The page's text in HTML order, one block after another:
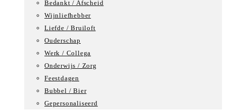
Bedankt / Afscheid
Wijnliefhebber
Liefde / Bruiloft
Ouderschap
Werk / Collega
Onderwijs / Zorg
Feestdagen
Bubbel / Bier
Gepersonaliseerd